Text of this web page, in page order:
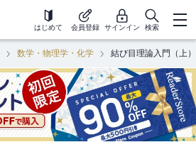
はじめて 会員登録 サインイン 検索
数学・物理学・化学 結び目理論入門（上）